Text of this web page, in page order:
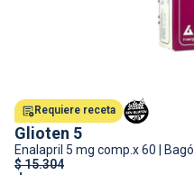
Requiere receta
Glioten 5
Enalapril 5 mg comp.x 60
Bagó
$15.304